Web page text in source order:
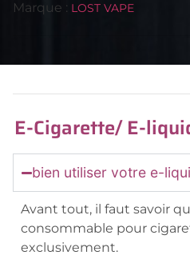
Marque : LOST VAPE
E-Cigarette/ E-
bien utiliser votre e-
Avant tout, il faut savoir
consommable pour
exclusivement.